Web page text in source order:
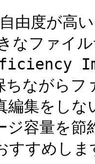
由度が高
なファイ
ちながらフ
編集をし
容量を節
すすめしま